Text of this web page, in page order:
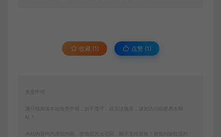
收藏 (1) 点赞 (1 )
免责申明
请仔细阅读本站免责申明，如不遵守，或无法接受，请勿访问或使用本网
本站内容均为虚拟内容，赞助后无法召回，顾不支持退换！避免纠纷耽误时